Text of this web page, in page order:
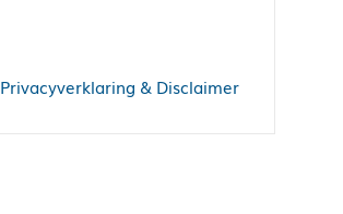
Privacyverklaring & Disclaimer